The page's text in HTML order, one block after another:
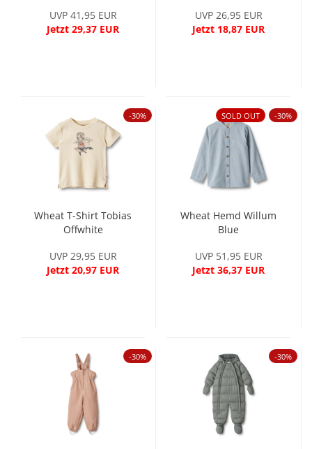
UVP 41,95 EUR
Jetzt 29,37 EUR
UVP 26,95 EUR
Jetzt 18,87 EUR
-30%
Wheat T-Shirt Tobias
Offwhite
UVP 29,95 EUR
Jetzt 20,97 EUR
SOLD OUT -30%
Wheat Hemd Willum
Blue
UVP 51,95 EUR
Jetzt 36,37 EUR
-30% -30%